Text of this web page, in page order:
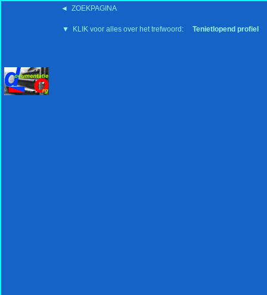
◄ ZOEKPAGINA
▼ KLIK voor alles over het trefwoord: Tenietlopend profiel
'15:19 19-2-2008